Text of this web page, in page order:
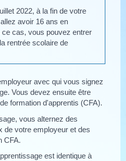
2022, à la fin de votre
avoir 16 ans en
cas, vous pouvez entrer
rentrée scolaire de
avec qui vous signez
Vous devez ensuite être
formation d'apprentis (CFA).
vous alternez des
de votre employeur et des
CFA.
est identique à